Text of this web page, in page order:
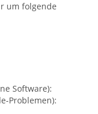
um folgende
Software):
Problemen):